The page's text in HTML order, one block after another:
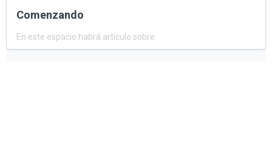
Comenzando
En este espacio habrá artículo sobre